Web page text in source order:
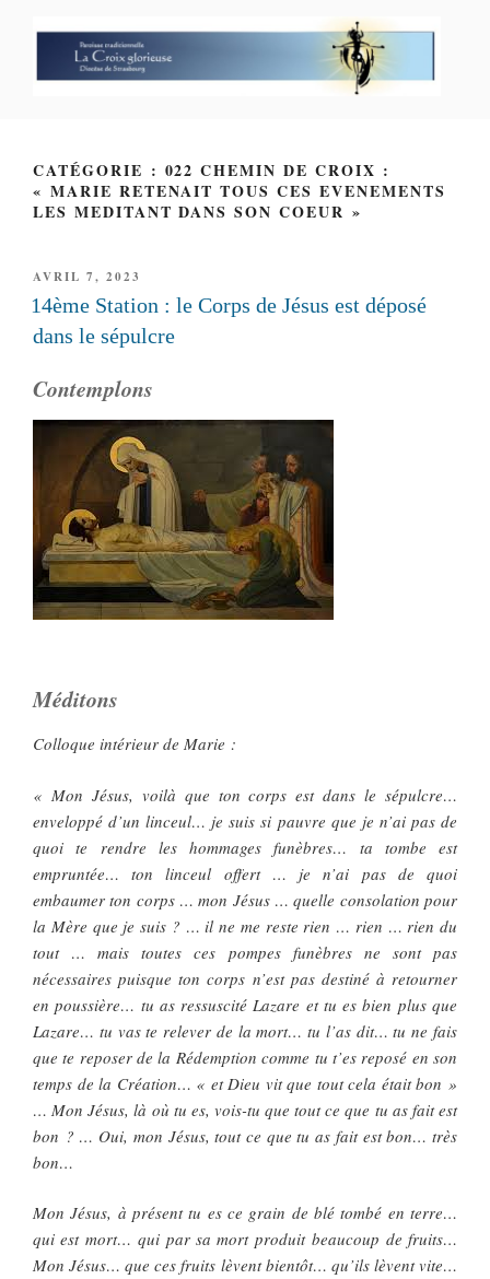
CATÉGORIE : 022 CHEMIN DE CROIX :
« MARIE RETENAIT TOUS CES EVENEMENTS
LES MEDITANT DANS SON COEUR »
PUBLIÉ
LE
AVRIL 7, 2023
14ème Station : le Corps de Jésus est déposé
dans le sépulcre
Contemplons
Méditons
Colloque intérieur de Marie :
« Mon Jésus, voilà que ton corps est dans le sépulcre…
enveloppé d’un linceul… je suis si pauvre que je n’ai pas de
quoi te rendre les hommages funèbres… ta tombe est
empruntée… ton linceul offert … je n’ai pas de quoi
embaumer ton corps … mon Jésus … quelle consolation pour
la Mère que je suis ? … il ne me reste rien … rien … rien du
tout … mais toutes ces pompes funèbres ne sont pas
nécessaires puisque ton corps n’est pas destiné à retourner
en poussière… tu as ressuscité Lazare et tu es bien plus que
Lazare… tu vas te relever de la mort… tu l’as dit… tu ne fais
que te reposer de la Rédemption comme tu t’es reposé en son
temps de la Création… « et Dieu vit que tout cela était bon »
… Mon Jésus, là où tu es, vois-tu que tout ce que tu as fait est
bon ? … Oui, mon Jésus, tout ce que tu as fait est bon… très
bon…
Mon Jésus, à présent tu es ce grain de blé tombé en terre…
qui est mort… qui par sa mort produit beaucoup de fruits…
Mon Jésus… que ces fruits lèvent bientôt… qu’ils lèvent vite…